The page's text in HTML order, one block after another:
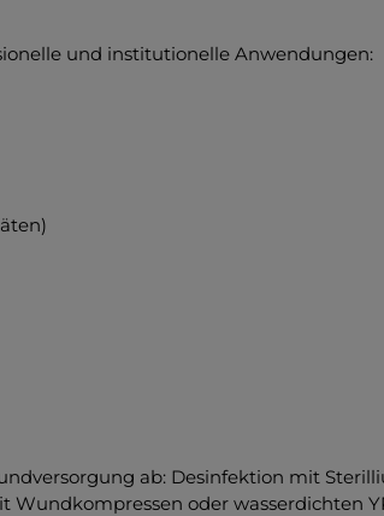
und institutionelle Anwendungen:
ab: Desinfektion mit
oder wasserdichten